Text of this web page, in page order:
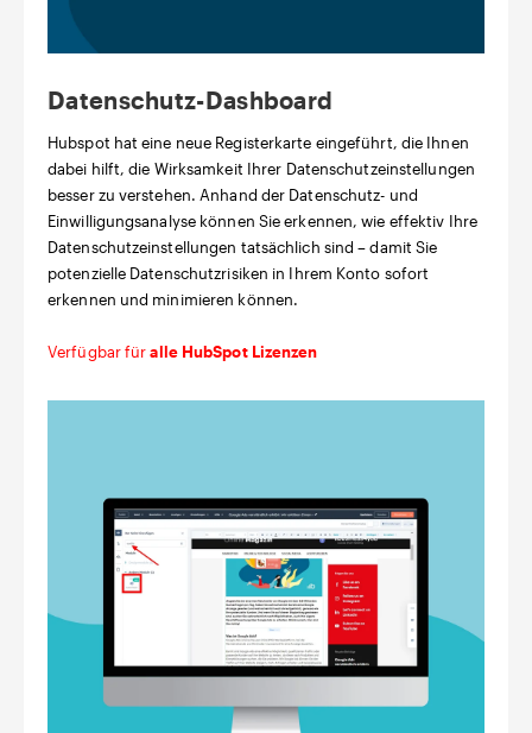
Datenschutz-Dashboard
Hubspot hat eine neue Registerkarte eingeführt, die Ihnen
dabei hilft, die Wirksamkeit Ihrer Datenschutzeinstellungen
besser zu verstehen. Anhand der Datenschutz- und
Einwilligungsanalyse können Sie erkennen, wie effektiv Ihre
Datenschutzeinstellungen tatsächlich sind – damit Sie
potenzielle Datenschutzrisiken in Ihrem Konto sofort
erkennen und minimieren können.
Verfügbar füralle HubSpot Lizenzen